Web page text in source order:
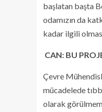
başlatan başta
odamızın da
kadar ilgili
CAN: BU
Çevre
mücadelede
olarak